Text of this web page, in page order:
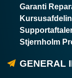
Garanti
Stjernholm
GENERAL